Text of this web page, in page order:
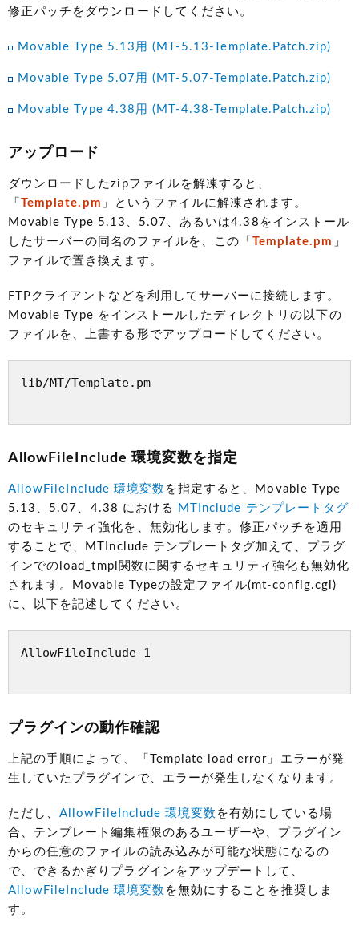
修正パッチをダウンロードしてください。
Movable Type 5.13用 (MT-5.13-Template.Patch.zip)
Movable Type 5.07用 (MT-5.07-Template.Patch.zip)
Movable Type 4.38用 (MT-4.38-Template.Patch.zip)
アップロード
ダウンロードしたzipファイルを解凍すると、
「Template.pm 」というファイルに解凍されます。
Movable Type 5.13、5.07、あるいは4.38をインストール
したサーバーの同名のファイルを、この「 Template.pm 」
ファイルで置き換えます。
FTPクライアントなどを利用してサーバーに接続します。
Movable Type をインストールしたディレクトリの以下の
ファイルを、上書する形でアップロードしてください。
lib/MT/Template.pm
AllowFileInclude 環境変数を指定
AllowFileInclude 環境変数 を指定すると、Movable Type
5.13、5.07、4.38 における
MTInclude テンプレートタグ
のセキュリティ強化を、無効化します。修正パッチを適用
することで、MTInclude テンプレートタグ加えて、プラグ
インでのload_tmpl関数に関するセキュリティ強化も無効化
されます。Movable Typeの設定ファイル(mt-config.cgi)
に、以下を記述してください。
AllowFileInclude 1
プラグインの動作確認
上記の手順によって、「Template load error」エラーが発
生していたプラグインで、エラーが発生しなくなります。
ただし、AllowFileInclude 環境変数 を有効にしている場
合、テンプレート編集権限のあるユーザーや、プラグイン
からの任意のファイルの読み込みが可能な状態になるの
で、できるかぎりプラグインをアップデートして、
AllowFileInclude 環境変数 を無効にすることを推奨しま
す。